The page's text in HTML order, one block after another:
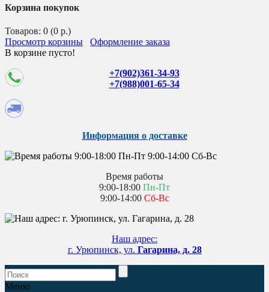
Корзина покупок
Товаров: 0 (0 р.)
Просмотр корзины
Оформление заказа
В корзине пусто!
+7(902)361-34-93
+7(988)001-65-34
Информация о доставке
Время работы
9:00-18:00 Пн-Пт
9:00-14:00 Сб-Вс
Наш адрес:
г. Урюпинск, ул. Гагарина, д. 28
Меню